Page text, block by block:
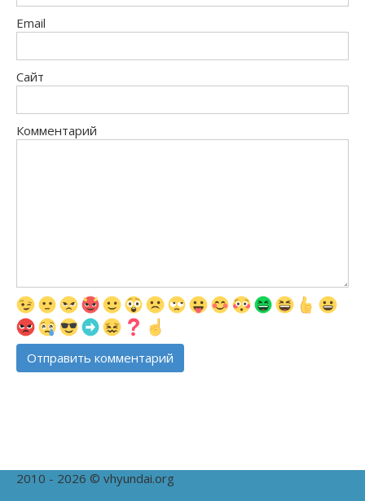
Email
Сайт
Комментарий
2010 - 2026 © vhyundai.org